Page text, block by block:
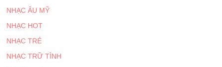
NHẠC ÂU MỸ
NHẠC HOT
NHẠC TRẺ
NHẠC TRỮ TÌNH